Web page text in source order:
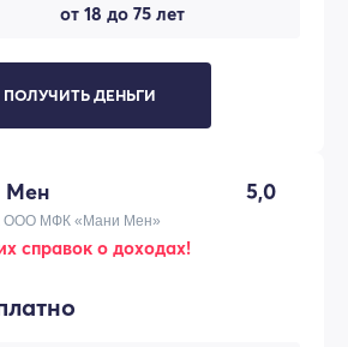
от 18 до 75 лет
ПОЛУЧИТЬ ДЕНЬГИ
Мен 5,0
ООО МФК «Мани Мен»
справок о доходах!